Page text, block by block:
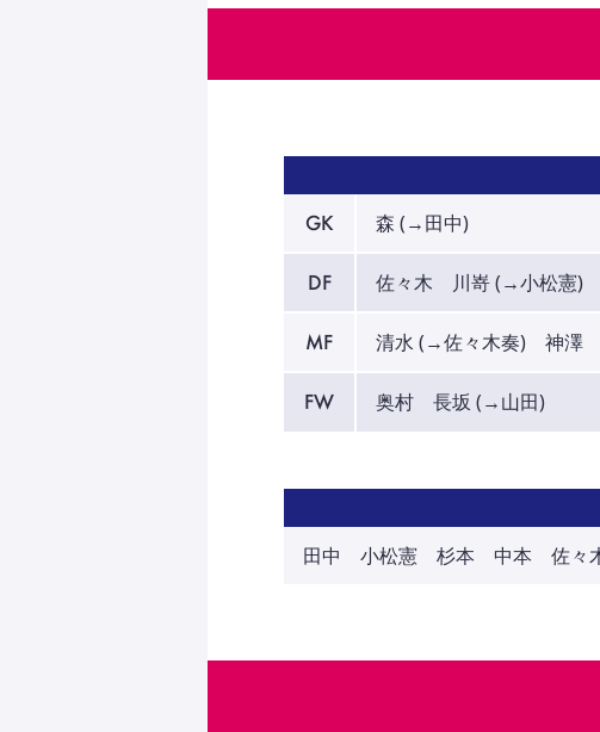
GK 森 (→田中)
DF 佐々木 川嵜 (→小松憲)
MF 清水 (→佐々木奏) 神
FW 奥村 長坂 (→山田)
田中 小松憲 杉本 中本 佐々